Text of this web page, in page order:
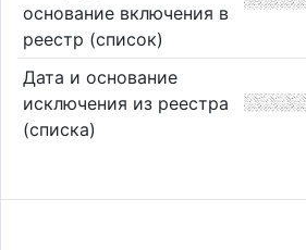
основание включения в
реестр (список)
Дата и основание
исключения из реестра
(списка)